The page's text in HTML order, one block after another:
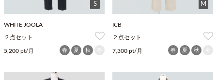
S
WHITE JOOLA
２点セット
5,200 pt/月 春 夏 秋
M
ICB
２点セット
7,300 pt/月 春 夏 秋